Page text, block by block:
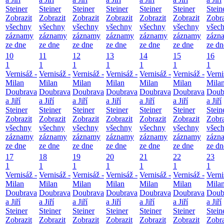
Steiner
Zobrazit
všechny
záznamy
ze dne
Steiner
Zobrazit
všechny
záznamy
ze dne
Steiner
Zobrazit
všechny
záznamy
ze dne
Steiner
Zobrazit
všechny
záznamy
ze dne
Steiner
Zobrazit
všechny
záznamy
ze dne
Steiner
Zobrazit
všechny
záznamy
ze dne
ze
10
1
Vernisáž -
Milan
Doubrava
a Jiří
Steiner
Zobrazit
všechny
záznamy
ze dne
11
1
Vernisáž -
Milan
Doubrava
a Jiří
Steiner
Zobrazit
všechny
záznamy
ze dne
12
1
Vernisáž -
Milan
Doubrava
a Jiří
Steiner
Zobrazit
všechny
záznamy
ze dne
13
1
Vernisáž -
Milan
Doubrava
a Jiří
Steiner
Zobrazit
všechny
záznamy
ze dne
14
1
Vernisáž -
Milan
Doubrava
a Jiří
Steiner
Zobrazit
všechny
záznamy
ze dne
15
1
Vernisáž -
Milan
Doubrava
a Jiří
Steiner
Zobrazit
všechny
záznamy
ze dne
16
1
a Jiří
ze
17
1
Vernisáž -
Milan
Doubrava
a Jiří
Steiner
Zobrazit
18
1
Vernisáž -
Milan
Doubrava
a Jiří
Steiner
Zobrazit
19
1
Vernisáž -
Milan
Doubrava
a Jiří
Steiner
Zobrazit
20
1
Vernisáž -
Milan
Doubrava
a Jiří
Steiner
Zobrazit
21
1
Vernisáž -
Milan
Doubrava
a Jiří
Steiner
Zobrazit
22
1
Vernisáž -
Milan
Doubrava
a Jiří
Steiner
Zobrazit
23
1
a Jiří